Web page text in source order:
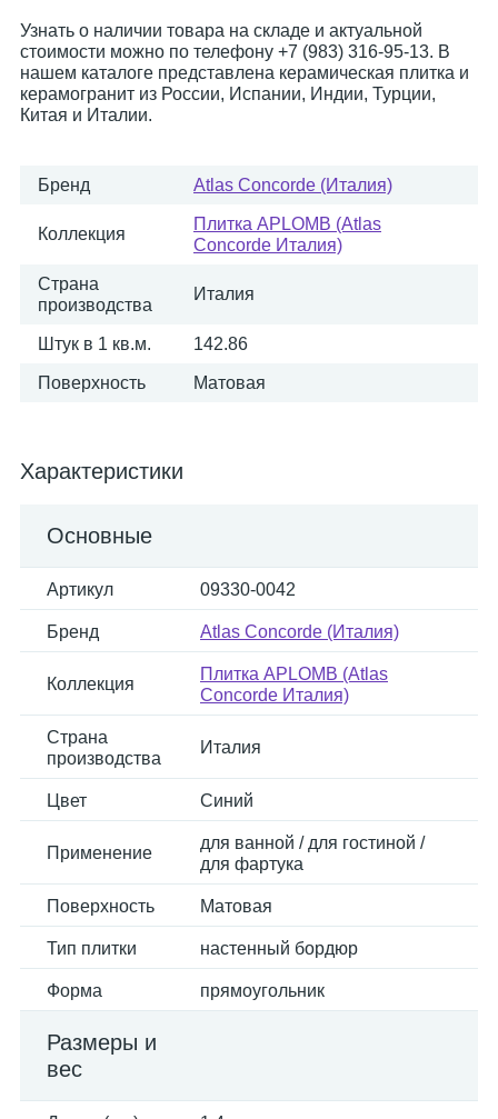
Узнать о наличии товара на складе и актуальной
стоимости можно по телефону +7 (983) 316-95-13. В
нашем каталоге представлена керамическая плитка и
керамогранит из России, Испании, Индии, Турции,
Китая и Италии.
Бренд Atlas Concorde (Италия)
Коллекция
Плитка APLOMB (Atlas
Concorde Италия)
Страна
производства
Италия
Штук в 1 кв.м. 142.86
Поверхность Матовая
Характеристики
Основные
Артикул 09330-0042
Бренд Atlas Concorde (Италия)
Коллекция
Плитка APLOMB (Atlas
Concorde Италия)
Страна
производства
Италия
Цвет Синий
Применение
для ванной / для гостиной /
для фартука
Поверхность Матовая
Тип плитки настенный бордюр
Форма прямоугольник
Размеры и
вес